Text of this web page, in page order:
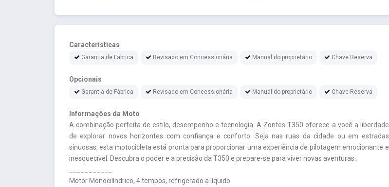
Características
Garantia de Fábrica Revisado em Concessionária Manual do proprietário Chave Reserva
Opcionais
Garantia de Fábrica Revisado em Concessionária Manual do proprietário Chave Reserva
Informações da Moto
A combinação perfeita de estilo, desempenho e tecnologia. A Zontes T350 oferece a você a liberdade
de explorar novos horizontes com confiança e conforto. Seja nas ruas da cidade ou em estradas
sinuosas, esta motocicleta está pronta para proporcionar uma experiência de pilotagem emocionante e
inesquecível. Descubra o poder e a precisão da T350 e prepare-se para viver novas aventuras.
Motor Monocilíndrico, 4 tempos, refrigerado a líquido